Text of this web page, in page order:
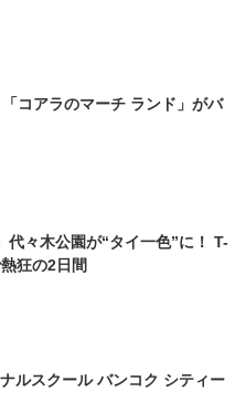
コアラのマーチ ランド」がバ
代々木公園が“タイ一色”に！ T-
狂の2日間
ルスクール バンコク シティー